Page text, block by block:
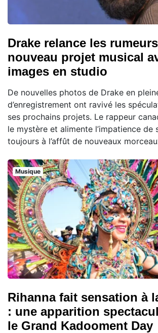
Drake relance les
nouveau projet musical
images en studio
De nouvelles photos de Drake en
d’enregistrement ont ravivé les
ses prochains projets. Le rappeur
le mystère et alimente l’impatience de
toujours à l’affût de nouveaux
Musique
Rihanna fait sensation à
: une apparition
le Grand Kadooment Day